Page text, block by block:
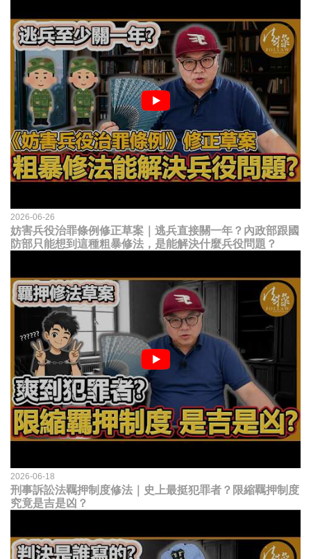
2026-06-26
妨害兵役治罪條例修正草案｜逃兵直接關一年？內政部跟國
防部只能想到這種粗暴修法，是能解決什麼兵役問題？
2026-06-18
刑事訴訟法羈押制度修法｜史上最挺犯罪者？限縮羈押制度
究竟是吉是凶？